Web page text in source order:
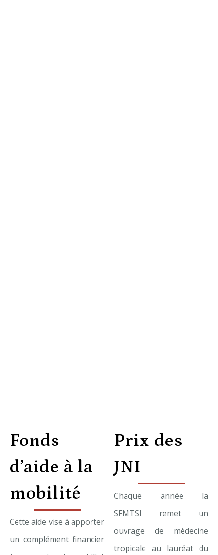
Fonds
d’aide à la
mobilité
Cette aide vise à apporter
un complément financier
Prix des
JNI
Chaque année la
SFMTSI remet un
ouvrage de médecine
tropicale au lauréat du